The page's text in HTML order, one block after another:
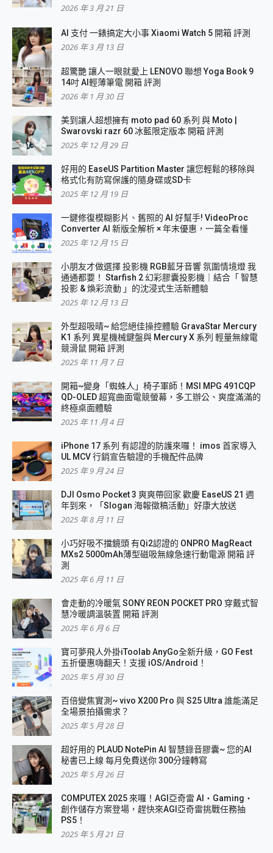
2026 年 3 月 21 日
AI 支付 一錶搞定大小事 Xiaomi Watch 5 開箱 評測
2026 年 3 月 13 日
超驚艷 讓人一眼就愛上 LENOVO 聯想 Yoga Book 9
14吋 AI輕薄筆電 開箱 評測
2026 年 1 月 30 日
美到讓人超想擁有 moto pad 60 系列 與 Moto |
Swarovski razr 60 冰藍限定版本 開箱 評測
2025 年 12 月 29 日
好用的 EaseUS Partition Master 讓您輕鬆的移除與
格式化有防寫保護的隨身碟或SD卡
2025 年 12 月 19 日
一鍵修復模糊影片、舊照的 AI 好幫手! VideoProc
Converter AI 新版全解析 × 年末優惠，一篇全看懂
2025 年 12 月 15 日
小朋友才做選擇 投影機 RGB藍牙音響 氛圍情境燈 我
通通都要！ Starfish 2 幻彩膠囊投影機｜結合「 智慧
投影 & 煥彩流動 」的沈浸式生活新體驗
2025 年 12 月 13 日
外型超吸晴~ 給您絕佳操控體驗 GravaStar Mercury
K1 系列 異星機械鍵盤與 Mercury X 系列 輕量無線電
競滑鼠 開箱 評測
2025 年 11 月 7 日
開箱~變身「蜘蛛人」椅子軍師！MSI MPG 491CQP
QD-OLED 超寬曲面電競螢幕，多工辦公、爽度滿滿的
終極桌面體驗
2025 年 11 月 4 日
iPhone 17 系列 有認證的防護來囉！ imos 首家導入
UL MCV 行銷宣告驗證的手機配件品牌
2025 年 9 月 24 日
DJI Osmo Pocket 3 爽爽帶回家 歡慶 EaseUS 21 週
年到來，「Slogan 海報徵稿活動」好康大放送
2025 年 8 月 11 日
小巧好吸不擋鏡頭 有Qi2認證的 ONPRO MagReact
MXs2 5000mAh薄型磁吸無線急速行動電源 開箱 評
測
2025 年 6 月 11 日
會走動的冷暖氣 SONY REON POCKET PRO 穿戴式智
慧冷暖調溫裝置 開箱 評測
2025 年 6 月 6 日
寶可夢飛人外掛iToolab AnyGo全新升級，GO Fest
五折優惠嗨翻天！支援 iOS/Android！
2025 年 5 月 30 日
百倍變焦實測~ vivo X200 Pro 與 S25 Ultra 誰能滿足
全場景拍攝需求？
2025 年 5 月 28 日
超好用的 PLAUD NotePin AI 智慧錄音膠囊~ 您的AI
秘書已上線 每月免費送你 300分鐘轉寫
2025 年 5 月 26 日
COMPUTEX 2025 來囉！AGI亞奇雷 AI・Gaming・
創作儲存方案登場，趕快來AGI亞奇雷挑戰任務抽
PS5！
2025 年 5 月 21 日